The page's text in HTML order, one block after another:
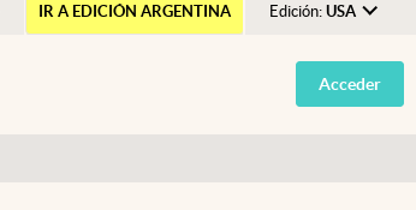
IR A EDICIÓN ARGENTINA Edición: USA
Argentina
España
Acceder